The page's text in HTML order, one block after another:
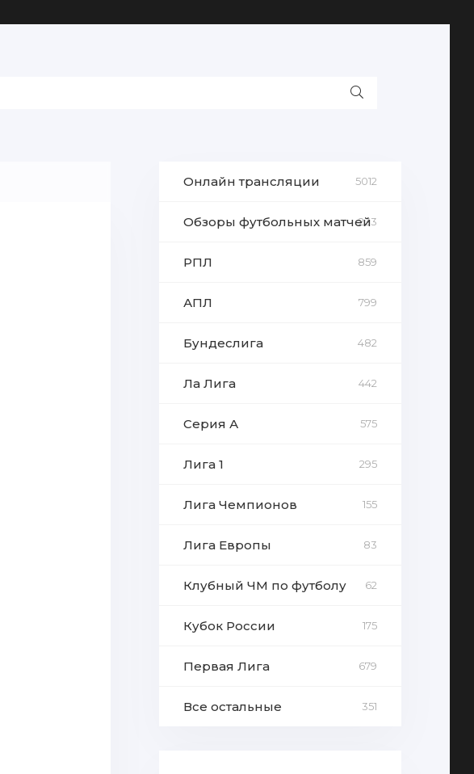
Онлайн трансляции 5012
Обзоры футбольных матчей
233
РПЛ 859
АПЛ 799
Бундеслига 482
Ла Лига 442
Серия А 575
Лига 1 295
Лига Чемпионов 155
Лига Европы 83
Клубный ЧМ по футболу 62
Кубок России 175
Первая Лига 679
Все остальные 351